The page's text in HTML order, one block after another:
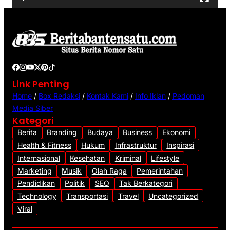
o
Link Penting
Home / Box Redaksi / Kontak Kami / Info Iklan / Pedoman
Media Siber
Kategori
Berita Branding Budaya Business
Ekonomi
Health & Fitness
Hukum Infrastruktur
Inspirasi
Internasional
Kesehatan Kriminal
Lifestyle
Marketing
Musik Olah Raga
Pemerintahan
Pendidikan
Politik SEO
Tak Berkategori
Technology
Transportasi Travel
Uncategorized
Viral